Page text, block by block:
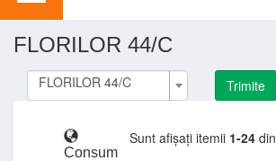
FLORILOR 44/C
FLORILOR 44/C Trimite
Sunt afișați itemii 1-24 din
Consum